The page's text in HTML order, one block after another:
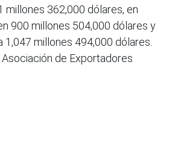
millones 362,000 dólares, en
900 millones 504,000 dólares y
1,047 millones 494,000 dólares.
de Exportadores